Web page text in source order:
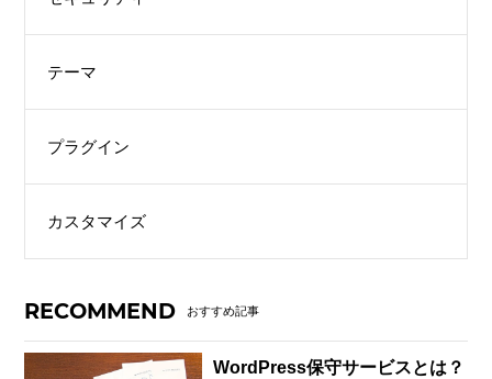
テーマ
プラグイン
カスタマイズ
RECOMMEND おすすめ記事
WordPress保守サービスとは？